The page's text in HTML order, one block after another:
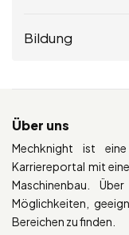
Bildung
Über uns
Mechknight ist
Karriereportal mit
Maschinenbau.
Möglichkeiten,
Bereichen zu finden.